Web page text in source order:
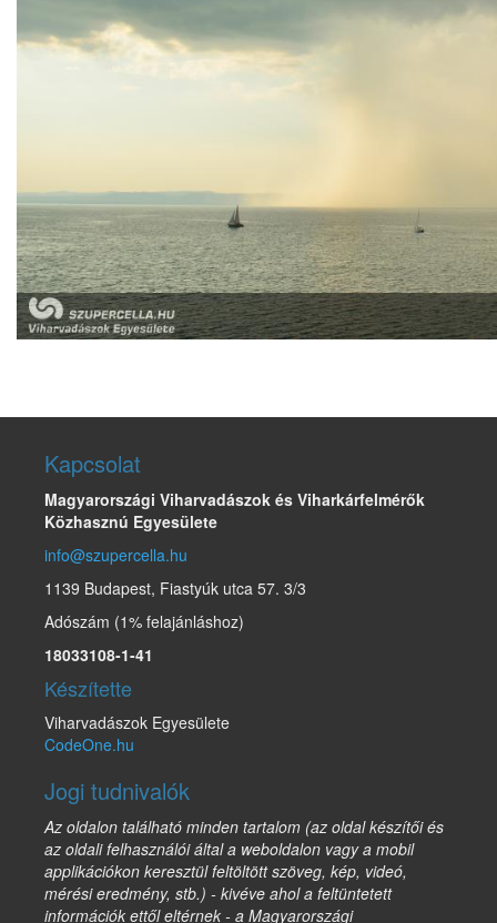
Kapcsolat
Magyarországi Viharvadászok és Viharkárfelmérők
Közhasznú Egyesülete
info@szupercella.hu
1139 Budapest, Fiastyúk utca 57. 3/3
Adószám (1% felajánláshoz)
18033108-1-41
Készítette
Viharvadászok Egyesülete
CodeOne.hu
Jogi tudnivalók
Az oldalon található minden tartalom (az oldal készítői és
az oldali felhasználói által a weboldalon vagy a mobil
applikációkon keresztül feltöltött szöveg, kép, videó,
mérési eredmény, stb.) - kivéve ahol a feltüntetett
információk ettől eltérnek - a Magyarországi